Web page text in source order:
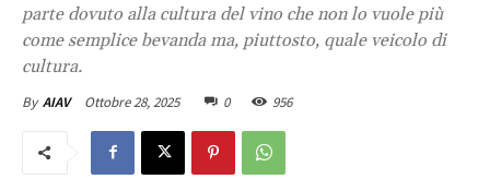
parte dovuto alla cultura del vino che non lo vuole più
come semplice bevanda ma, piuttosto, quale veicolo di
cultura.
By AIAV Ottobre 28, 2025 0 956